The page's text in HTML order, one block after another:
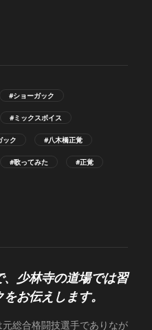
#ショーガック
#ミックスボイス
ック #八木橋正覚
#歌ってみた #正覚
少林寺の道場では習
お伝えします。
総合格闘技選手でありなが